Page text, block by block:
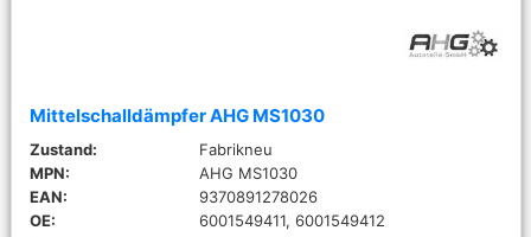
Mittelschalldämpfer AHG MS1030
Zustand:
Fabrikneu
MPN:
AHG MS1030
EAN:
9370891278026
OE:
6001549411, 6001549412